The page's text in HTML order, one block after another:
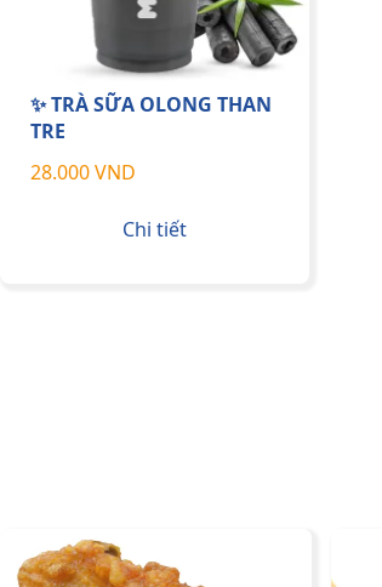
✨ TRÀ SỮA OLONG THAN
TRE
28.000 VND
Chi tiết